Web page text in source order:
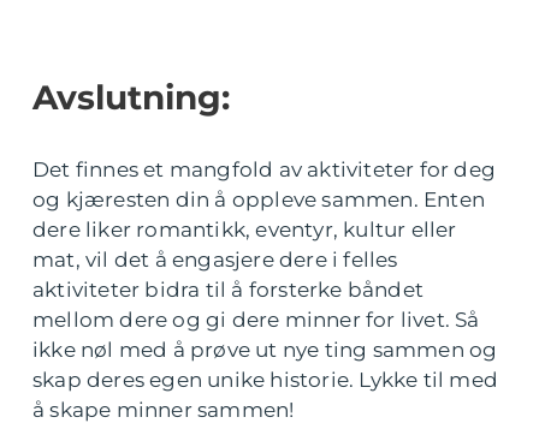
Avslutning:
Det finnes et mangfold av aktiviteter for deg
og kjæresten din å oppleve sammen. Enten
dere liker romantikk, eventyr, kultur eller
mat, vil det å engasjere dere i felles
aktiviteter bidra til å forsterke båndet
mellom dere og gi dere minner for livet. Så
ikke nøl med å prøve ut nye ting sammen og
skap deres egen unike historie. Lykke til med
å skape minner sammen!